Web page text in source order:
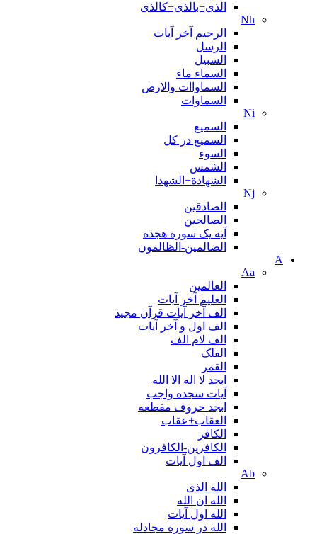
الذی+بالذی+کالذی
Nh
الرحیم آخر آیات
الرسل
السبیل
السماء ماء
السماواات والارض
السماوات
Ni
السمیع
السمیع در کل
السوء
الشمس
الشهادة+الشهدا
Nj
الصادقین
الصالحین
آیه یک سوره هجده
الضالمين-الظالمون
A
Aa
العالمین
العلیم آخر آیات
الف آخر آیات قرآن مجید
الف اول و آخر آیات
الف لام الف
الفلک
القمر
ابجد لا اله الا الله
آیات سجده واجب
ابجد حروف مقطعه
العقاب+عقاب
الكافر
الکافرین-الکافرون
الف اول آیات
Ab
الله الذی
الله ان الله
الله اول آیات
الله در سوره مجادله